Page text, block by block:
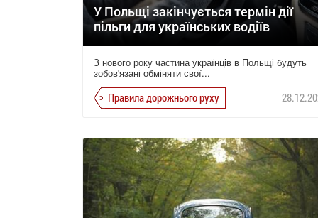
У Польщі закінчується термін дії
пільги для українських водіїв
З нового року частина українців в Польщі будуть
зобов'язані обміняти свої...
Правила дорожнього руху